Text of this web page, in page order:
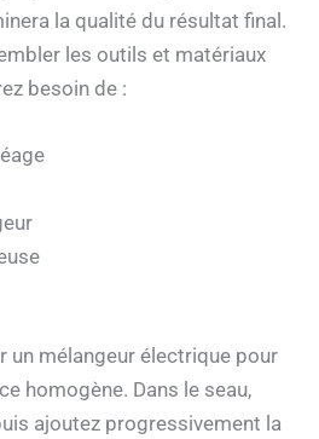
la qualité du résultat final.
les outils et matériaux
besoin de :
un mélangeur électrique pour
homogène. Dans le seau,
ajoutez progressivement la